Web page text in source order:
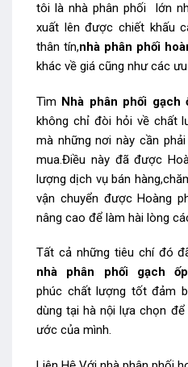
tôi là nhà phân phối lớn
xuất lên được chiết khấu
thân tín,nhà phân phối
khác về giá cũng như các
Tìm Nhà phân phối gạch
không chỉ đòi hỏi về chất
mà những nơi này cần
mua.Điều này đã được
lượng dịch vụ bán
vận chuyển được Hoàng
nâng cao để làm hài lòng
Tất cả những tiêu chí đó
nhà phân phối gạch
phúc chất lượng tốt đảm
dùng tại hà nội lựa chọn
ước của mình.